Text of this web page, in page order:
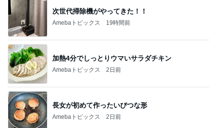
次世代掃除機がやってきた！！
Amebaトピックス 19時間前
加熱4分でしっとりウマいサラダチキン
Amebaトピックス 2日前
長女が初めて作ったいびつな形
Amebaトピックス 2日前